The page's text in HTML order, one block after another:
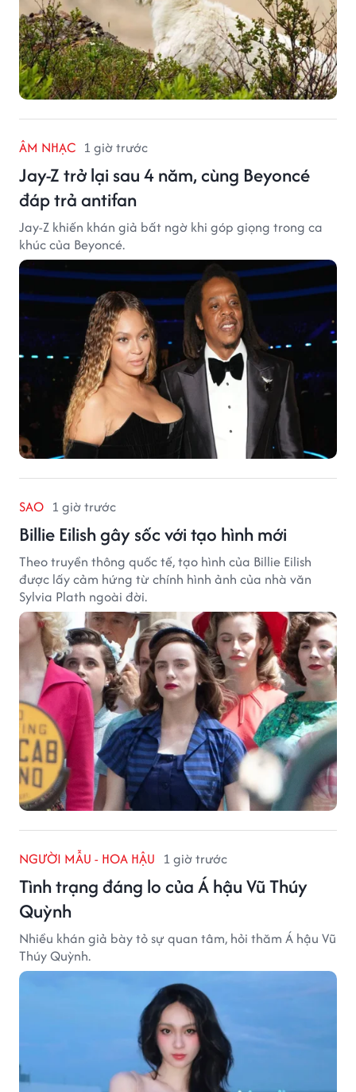
ÂM NHẠC 1 giờ trước
Jay-Z trở lại sau 4 năm, cùng Beyoncé
đáp trả antifan
Jay-Z khiến khán giả bất ngờ khi góp giọng trong ca
khúc của Beyoncé.
SAO 1 giờ trước
Billie Eilish gây sốc với tạo hình mới
Theo truyền thông quốc tế, tạo hình của Billie Eilish
được lấy cảm hứng từ chính hình ảnh của nhà văn
Sylvia Plath ngoài đời.
NGƯỜI MẪU - HOA HẬU 1 giờ trước
Tình trạng đáng lo của Á hậu Vũ Thúy
Quỳnh
Nhiều khán giả bày tỏ sự quan tâm, hỏi thăm Á hậu Vũ
Thúy Quỳnh.